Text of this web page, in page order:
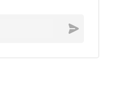
Envoyer